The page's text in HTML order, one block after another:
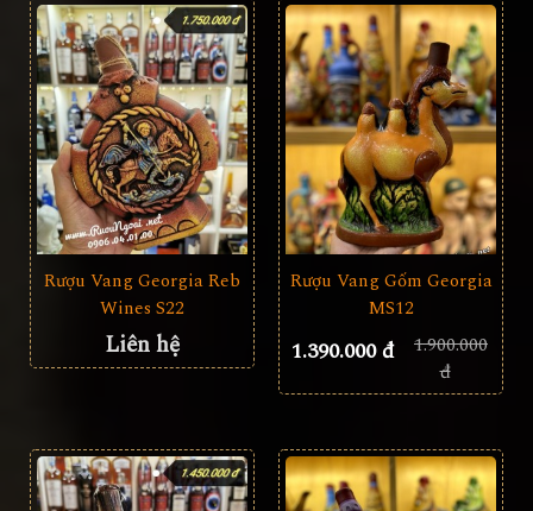
Rượu Vang Georgia Reb
Wines S22
Liên hệ
Rượu Vang Gốm Georgia
MS12
1.390.000 đ
1.900.000
đ